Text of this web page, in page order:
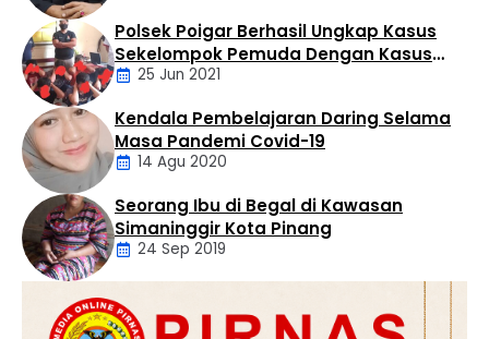
Artikel
Daerah
Polsek Poigar Berhasil Ungkap Kasus
Sekelompok Pemuda Dengan Kasus
Pencabulan
25 Jun 2021
Artikel
Kendala Pembelajaran Daring Selama
Masa Pandemi Covid-19
14 Agu 2020
Daerah
Hukum
Seorang Ibu di Begal di Kawasan
Simaninggir Kota Pinang
24 Sep 2019